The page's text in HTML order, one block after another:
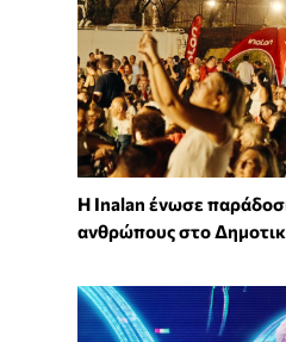
Η Inalan ένωσε
ανθρώπους στο